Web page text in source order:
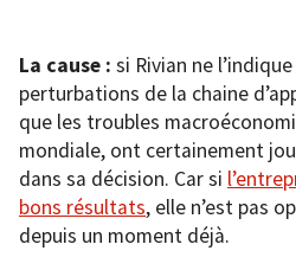
La cause : si Rivian ne
perturbations de la chaine
que les troubles
mondiale, ont certainement
dans sa décision. Car si
bons résultats, elle n’est pas
depuis un moment déjà.